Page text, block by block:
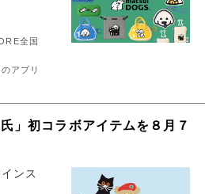
全国
アプリ
」初コラボアイテムを８月７
ンス